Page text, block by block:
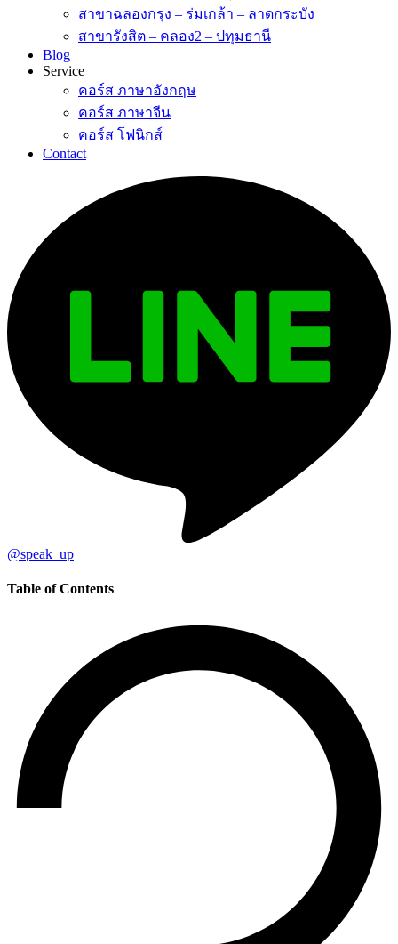
สาขาฉลองกรุง – ร่มเกล้า – ลาดกระบัง
สาขารังสิต – คลอง2 – ปทุมธานี
Blog
Service
คอร์ส ภาษาอังกฤษ
คอร์ส ภาษาจีน
คอร์ส โฟนิกส์
Contact
@speak_up
Table of Contents